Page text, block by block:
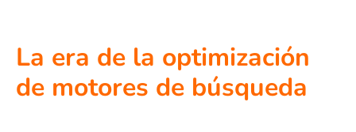
La era de la optimización
de motores de búsqueda